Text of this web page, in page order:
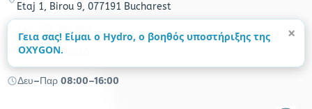
Etaj 1, Birou 9, 077191 Bucharest
+40 753 380 848
info@oxygon.ro
Δευ–Παρ 08:00–16:00
×
Γεια σας! Είμαι ο Hydro, ο βοηθός υποστήριξης της
OXYGON.